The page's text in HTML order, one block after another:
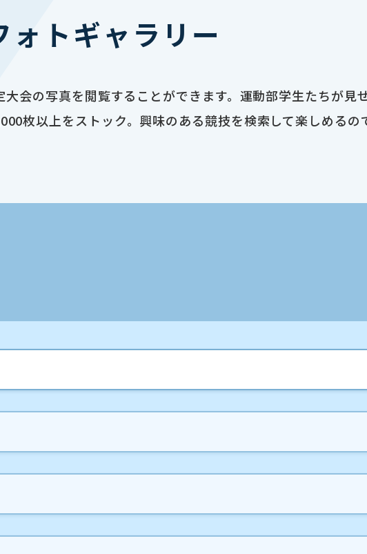
ォトギャラリー
会の写真を閲覧することができます。運動部学生たちが見
枚以上をストック。興味のある競技を検索して楽しめるの